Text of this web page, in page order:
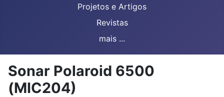
Projetos e Artigos
Revistas
mais ...
Sonar Polaroid 6500
(MIC204)